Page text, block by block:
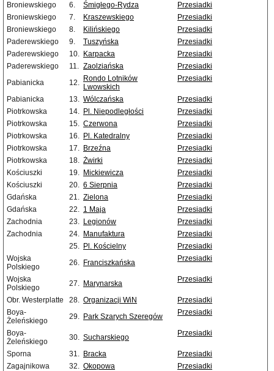
Broniewskiego
6. Śmigłego-Rydza
Przesiadki
Broniewskiego
7. Kraszewskiego
Przesiadki
Broniewskiego
8. Kilińskiego
Przesiadki
Paderewskiego
9. Tuszyńska
Przesiadki
Paderewskiego
10. Karpacka
Przesiadki
Paderewskiego
11. Zaolziańska
Przesiadki
Pabianicka
12. Rondo Lotników
Lwowskich
Przesiadki
Pabianicka 13. Wólczańska
Przesiadki
Piotrkowska
14. Pl. Niepodległości
Przesiadki
Piotrkowska
15. Czerwona
Przesiadki
Piotrkowska
16. Pl. Katedralny
Przesiadki
Piotrkowska
17. Brzeźna
Przesiadki
Piotrkowska
18. Żwirki
Przesiadki
Kościuszki
19. Mickiewicza
Przesiadki
Kościuszki
20. 6 Sierpnia
Przesiadki
Gdańska
21. Zielona
Przesiadki
Gdańska
22. 1 Maja
Przesiadki
Zachodnia
23. Legionów
Przesiadki
Zachodnia
24. Manufaktura
Przesiadki
25. Pl. Kościelny
Przesiadki
Wojska
Polskiego
26. Franciszkańska Przesiadki
Wojska
Polskiego
27. Marynarska Przesiadki
Obr. Westerplatte 28. Organizacji WiN
Przesiadki
Boya-
Żeleńskiego
29. Park Szarych Szeregów Przesiadki
Boya-
Żeleńskiego
30. Sucharskiego Przesiadki
Sporna 31. Bracka
Przesiadki
Zagajnikowa
32. Okopowa
Przesiadki